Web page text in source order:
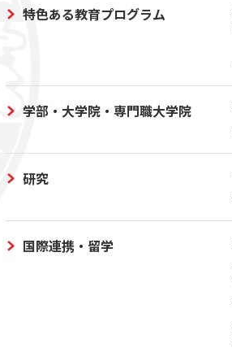
特色ある教育プログラム
学部・大学院・専門職大学院
研究
国際連携・留学